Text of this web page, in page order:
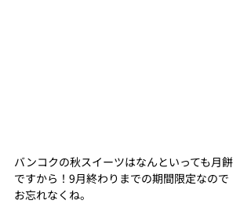
バンコクの秋スイーツはなんといっても月餅
ですから！9月終わりまでの期間限定なので
お忘れなくね。